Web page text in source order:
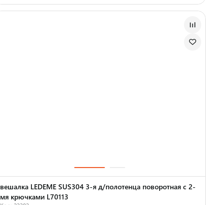
вешалка LEDEME SUS304 3-я д/полотенца поворотная с 2-
мя крючками L70113